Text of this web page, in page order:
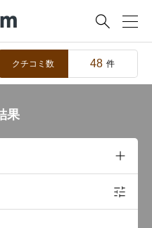

クチコミ数 48 件
果